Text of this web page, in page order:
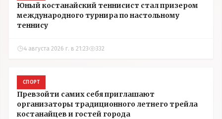
Юный костанайский теннисист стал призером
международного турнира по настольному
теннису
4 августа 2026 г. в 21:23 332
СПОРТ
Превзойти самих себя приглашают
организаторы традиционного летнего трейла
костанайцев и гостей города